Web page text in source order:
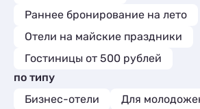
Раннее бронирование на лето
Отели на майские праздники
Гостиницы от 500 рублей
по типу
Бизнес-отели
Для